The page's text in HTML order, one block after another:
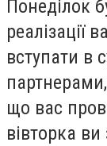
Понедiлок
реалiзацiї
вступати в
що вас
вiвторка ви